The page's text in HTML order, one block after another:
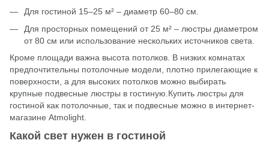
Для гостиной 15–25 м² – диаметр 60–80 см.
Для просторных помещений от 25 м² – люстры диаметром
от 80 см или использование нескольких источников света.
Кроме площади важна высота потолков. В низких комнатах
предпочтительны потолочные модели, плотно прилегающие к
поверхности, а для высоких потолков можно выбирать
крупные подвесные люстры в гостиную.Купить люстры для
гостиной как потолочные, так и подвесные можно в интернет-
магазине Atmolight.
Какой свет нужен в гостиной